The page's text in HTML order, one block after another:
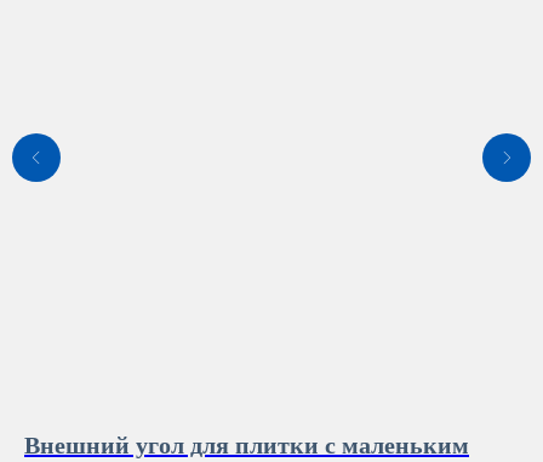
Внешний угол для плитки с маленьким